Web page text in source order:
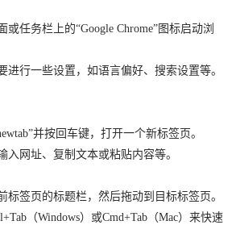
任务栏上的“Google Chrome”图标启动浏
进行一些设置，如语言偏好、搜索设置等。
并按回车键，打开一个新标签页。
入网址、复制文本或粘贴内容等。
标签页的标题栏，然后拖动到目标标签页。
（Windows）或Cmd+Tab（Mac）来快速